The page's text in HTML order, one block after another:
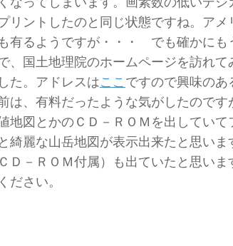
リントしたのと同じ状態ですね。ア
有るようですが・・・ でも確かにも
、国土地理院のホームページを訪れ
た。アドレスはここ ですので興味のあ
は、有料だったような気がしたので
地図とかのＣＤ－ＲＯＭを出していて
綺麗な山岳地図が表示出来たと思い
Ｄ－ＲＯＭ付属）も出ていたと思い
ださい。